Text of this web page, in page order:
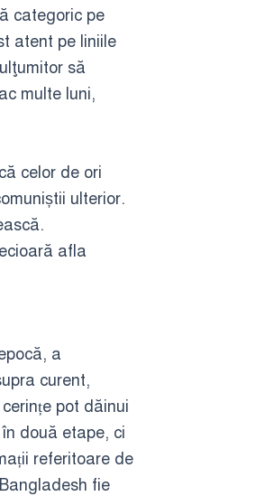
categoric pe
atent pe liniile
să
multe luni,
celor de ori
ulterior.
afla
a
curent,
pot dăinui
două etape, ci
referitoare de
fie